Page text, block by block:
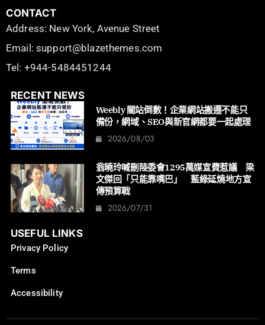
CONTACT
Address: New York, Avenue Street
Email: support@blazethemes.com
Tel: +944-5484451244
RECENT NEWS
Weebly 關站倒數！企業網站搬遷不能只
備份，網域、SEO與新官網都要一起處理
2026/08/03
翁曉玲喊刪陸委會1295萬媒宣費惹議 梁
文傑回「只能靠嘴巴」 藍綠延燒地方宣
傳預算戰
2026/07/31
USEFUL LINKS
Privacy Policy
Terms
Accessibility